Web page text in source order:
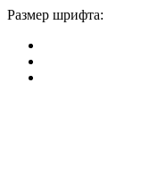
Размер шрифта: